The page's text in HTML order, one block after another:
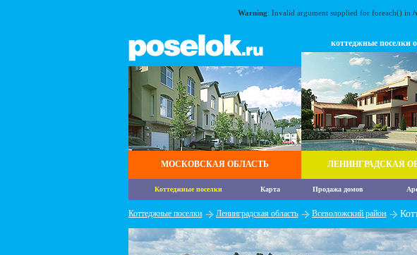
Warning: Invalid argument supplied for foreach() in /
МОСКОВСКАЯ ОБЛАСТЬ
коттеджные поселки
ЛЕНИНГРАДСКАЯ
Коттеджные поселки Карта Продажа домов
Коттеджные поселки Ленинградская область Всеволожский район